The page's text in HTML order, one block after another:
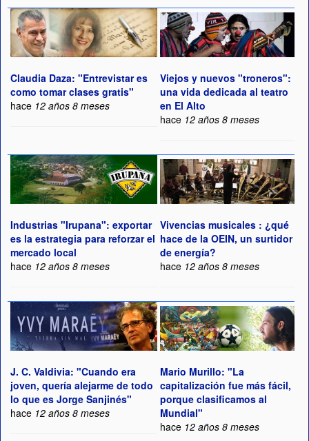
Claudia Daza: "Entrevistar es
como tomar clases gratis"
hace 12 años 8 meses
Viejos y nuevos "troneros":
una vida dedicada al teatro
en El Alto
hace 12 años 8 meses
Industrias "Irupana": exportar
es la estrategia para reforzar el
mercado local
hace 12 años 8 meses
Vivencias musicales : ¿qué
hace de la OEIN, un surtidor
de energía?
hace 12 años 8 meses
J. C. Valdivia: "Cuando era
joven, quería alejarme de todo
lo que es Jorge Sanjinés"
hace 12 años 8 meses
Mario Murillo: "La
capitalización fue más fácil,
porque clasificamos al
Mundial"
hace 12 años 8 meses